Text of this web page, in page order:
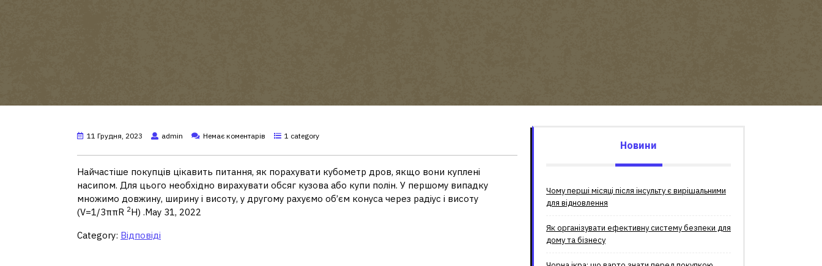
11 Грудня, 2023 admin Немає коментарів 1 category
Найчастіше покупців цікавить питання, як порахувати кубометр дров, якщо вони куплені
насипом. Для цього необхідно вирахувати обсяг кузова або купи полін. У першому випадку
множимо довжину, ширину і висоту, у другому рахуємо об’єм конуса через радіус і висоту
(V=1/3ππR 2H) .May 31, 2022
Category: Відповіді
Новини
Чому перші місяці після інсульту є вирішальними
для відновлення
Як організувати ефективну систему безпеки для
дому та бізнесу